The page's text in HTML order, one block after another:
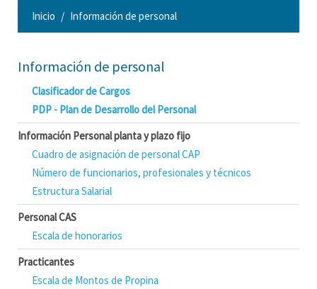
Inicio Información de personal
Información de personal
Clasificador de Cargos
PDP - Plan de Desarrollo del Personal
Información Personal planta y plazo fijo
Cuadro de asignación de personal CAP
Número de funcionarios, profesionales y técnicos
Estructura Salarial
Personal CAS
Escala de honorarios
Practicantes
Escala de Montos de Propina